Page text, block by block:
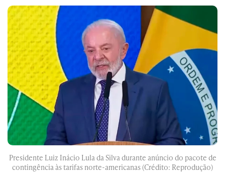
Presidente Luiz Inácio Lula da Silva durante anúncio do pacote de
contingência às tarifas norte-americanas (Crédito: Reprodução)